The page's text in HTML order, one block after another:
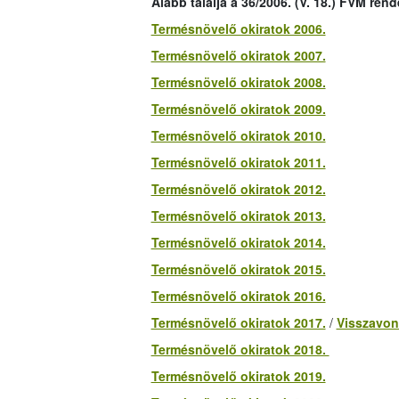
Termésnövelő okiratok 2006.
Termésnövelő okiratok 2007.
Termésnövelő okiratok 2008.
Termésnövelő okiratok 2009.
Termésnövelő okiratok 2010.
Termésnövelő okiratok 2011.
Termésnövelő okiratok 2012.
Termésnövelő okiratok 2013.
Termésnövelő okiratok 2014.
Termésnövelő okiratok 2015.
Termésnövelő okiratok 2016.
Termésnövelő okiratok 2017. /
Termésnövelő okiratok 2018.
Termésnövelő okiratok 2019.